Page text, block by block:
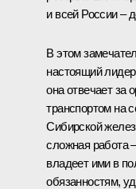
и всей России –
В этом
настоящий
она отвечает за
транспортом на
Сибирской
сложная работа
владеет ими в
обязанностям,